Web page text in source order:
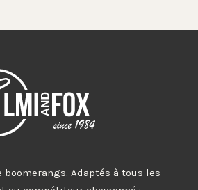
Adaptés à tous les